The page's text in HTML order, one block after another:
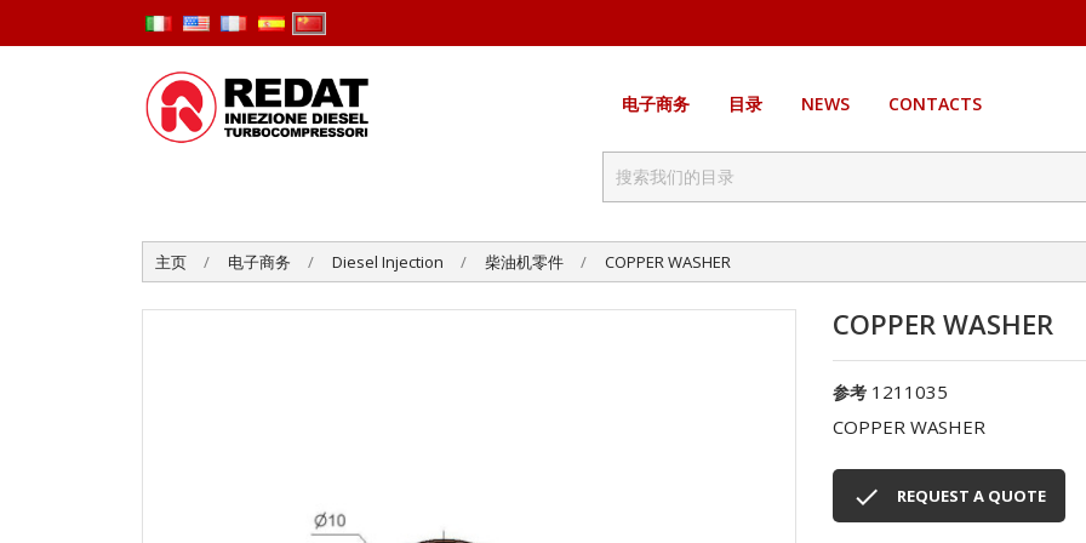
电子商务 目录 NEWS CONTACTS
主页 电子商务 Diesel Injection 柴油机零件 COPPER WASHER
COPPER WASHER
参考 1211035
COPPER WASHER
 REQUEST A QUOTE